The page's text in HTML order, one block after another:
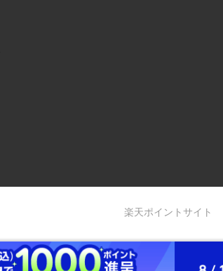
楽天ポイントサイト